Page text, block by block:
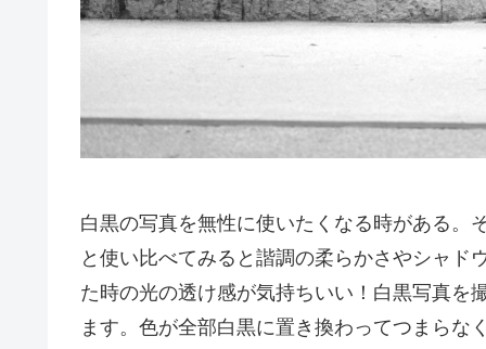
白黒の写真を無性に使いたくなる時がある。
と使い比べてみると諧調の柔らかさやシャド
た時の光の透け感が気持ちいい！白黒写真を
ます。色が全部白黒に置き換わってつまら